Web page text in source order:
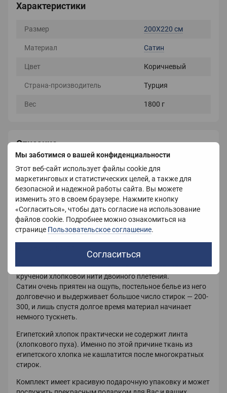
Мы заботимся о вашей конфиденциальности
Этот веб-сайт использует файлы cookie для
маркетинговых и статистических целей, а также для
безопасной и надежной работы сайта. Вы можете
изменить это в своем браузере. Нажмите кнопку
«Согласиться», чтобы дать согласие на использование
файлов cookie. Подробнее можно ознакомиться на
странице Пользовательское соглашение.
Согласиться
Характеристики
Размер 200Х220 см
Материал Сатин
Цвет Коричневый
Страна-производитель Турция
Вес 1800 г
Описание
В комплект входит постельное белье с наволочками.
Размеры:
Простынь 220х240
Пододеяльник 200х220
Сатин – блестящая и плотная ткань, изготавливается из
крученой хлопковой нити двойного плетения.
Сатин очень приятен на ощупь, постельное белье из него
долговечно и выдерживает большое число стирок — 200-
300, и лишь спустя долгое время материал начинает
немного тускнеть.
Египетский хлопок практически не содержит линта
(хлопкового пуха). Именно по этой причине ткань из
египетского хлопка не кашлатится после многократных
стирок.
Комплект имеет красивую подарочную упаковку и может